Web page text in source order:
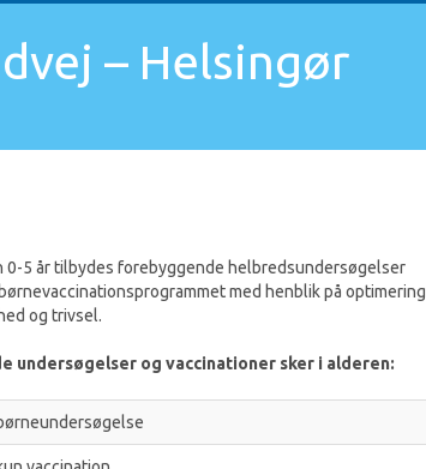
– Helsingør
0-5 år tilbydes forebyggende helbredsundersøgelser
med henblik på optimering
og trivsel.
undersøgelser og vaccinationer sker i alderen: